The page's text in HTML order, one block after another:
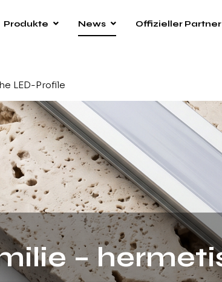
Produkte News Offizieller Partner
LED-Profile
–